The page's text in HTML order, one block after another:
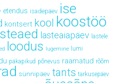
etendus isadepäev ise
kontsert kool koostöö
lasteaiapäev lastele
loodus lugemine lumi
päkapikud põnevus raamatud rõõm
sünnipäev tants tarkusepäev